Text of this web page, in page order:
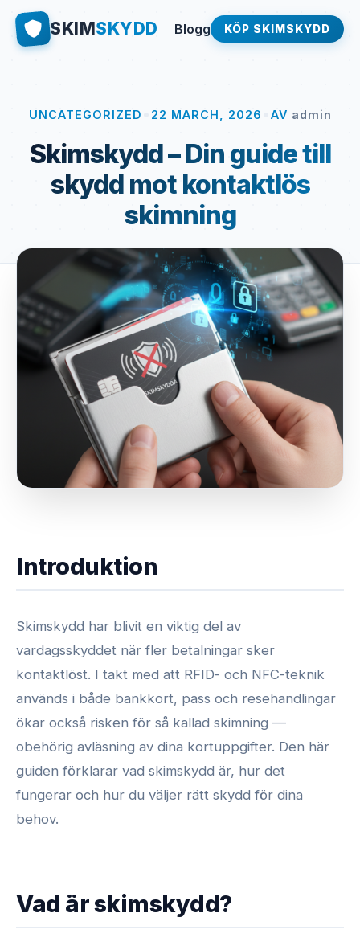
SKIMSKYDD Blogg KÖP SKIMSKYDD
UNCATEGORIZED 22 MARCH, 2026 AV admin
Skimskydd – Din guide till
skydd mot kontaktlös
skimning
Introduktion
Skimskydd har blivit en viktig del av
vardagsskyddet när fler betalningar sker
kontaktlöst. I takt med att RFID- och NFC-teknik
används i både bankkort, pass och resehandlingar
ökar också risken för så kallad skimning —
obehörig avläsning av dina kortuppgifter. Den här
guiden förklarar vad skimskydd är, hur det
fungerar och hur du väljer rätt skydd för dina
behov.
Vad är skimskydd?